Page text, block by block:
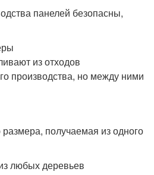
панелей безопасны,
из отходов
производства, но между ними
получаемая из одного
любых деревьев